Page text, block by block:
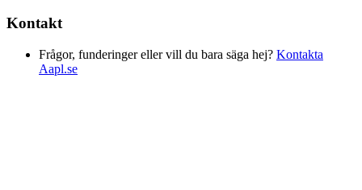
Kontakt
Frågor, funderinger eller vill du bara säga hej? Kontakta
Aapl.se